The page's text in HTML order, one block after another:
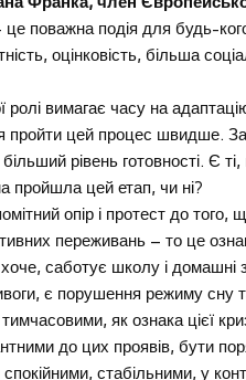
поважна подія для будь-
оцінковість, більша
ролі вимагає часу на
цей процес швидше.
рівень готовності. Є
пройшла цей етап, чи ні?
опір і протест до
переживань – то це
саботує школу і домашні
є порушення режиму
як ознака цієї
до цих проявів, бути
стабільними, у